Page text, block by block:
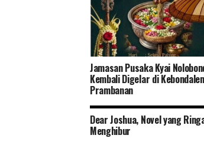
Jamasan Pusaka Kyai
Kembali Digelar di
Prambanan
Dear Joshua, Novel yang
Menghibur